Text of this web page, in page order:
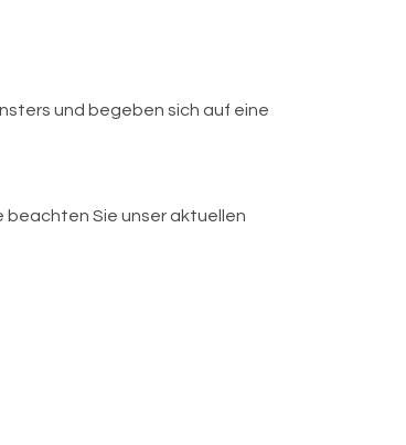
und begeben sich auf eine
beachten Sie unser aktuellen